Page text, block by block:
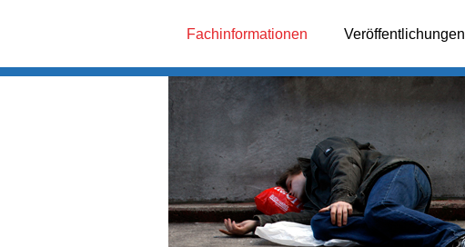
Fachinformationen Veröffentlichungen